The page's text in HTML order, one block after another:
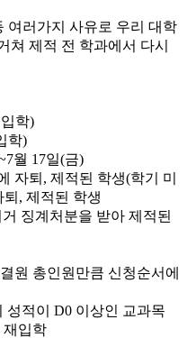
여러가지 사유로 우리 대학
쳐 제적 전 학과에서 다시
학)
학)
월 17일(금)
자퇴, 제적된 학생(학기 미
, 제적된 학생
징계처분을 받아 제적된
원 총인원만큼 신청순서에
성적이 D0 이상인 교과목
재입학